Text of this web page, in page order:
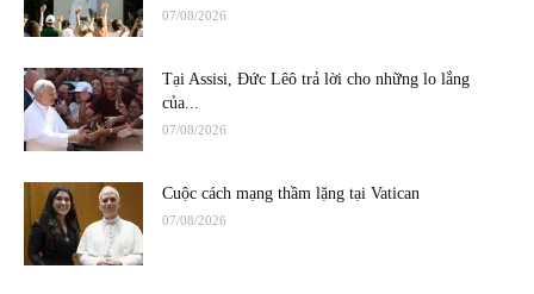
07/08/2026
Tại Assisi, Đức Lêô trả lời cho những lo lắng
của...
07/08/2026
Cuộc cách mạng thầm lặng tại Vatican
07/08/2026